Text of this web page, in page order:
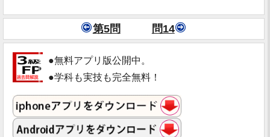
第5問 問14
●無料アプリ版公開中。
●学科も実技も完全無料！